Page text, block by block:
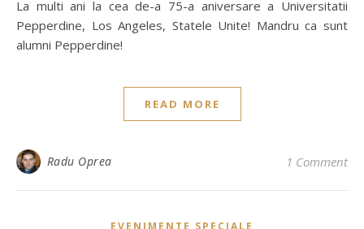
La multi ani la cea de-a 75-a aniversare a Universitatii
Pepperdine, Los Angeles, Statele Unite! Mandru ca sunt
alumni Pepperdine!
READ MORE
Radu Oprea 1 Comment